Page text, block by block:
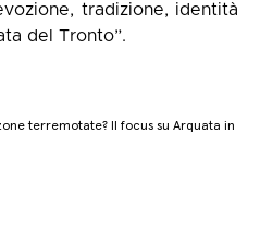
tradizione, identità
del Tronto”.
terremotate? Il focus su Arquata in